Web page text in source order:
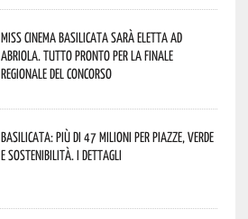
Miss Cinema Basilicata sarà eletta ad
Abriola. Tutto pronto per la finale
regionale del concorso
Basilicata: più di 47 milioni per piazze, verde
e sostenibilità. I dettagli